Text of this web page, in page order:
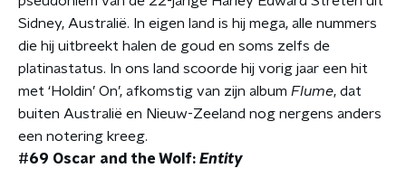
Sidney, Australië. In eigen land is hij mega, alle nummers
die hij uitbreekt halen de goud en soms zelfs de
platinastatus. In ons land scoorde hij vorig jaar een hit
met ‘Holdin’ On’, afkomstig van zijn album Flume, dat
buiten Australië en Nieuw-Zeeland nog nergens anders
een notering kreeg.
#69 Oscar and the Wolf: Entity